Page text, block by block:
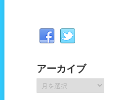
アーカイブ
ー